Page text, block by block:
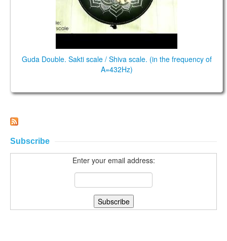
Guda Double. Sakti scale / Shiva scale. (in the frequency of
A=432Hz)
Subscribe
Enter your email address: